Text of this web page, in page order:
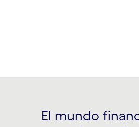
El mundo